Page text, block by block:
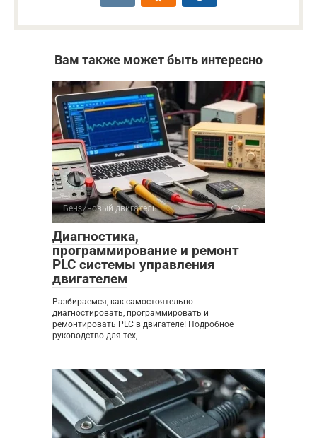
Вам также может быть интересно
Бензиновый двигатель 0
Диагностика,
программирование и ремонт
PLC системы управления
двигателем
Разбираемся, как самостоятельно
диагностировать, программировать и
ремонтировать PLC в двигателе! Подробное
руководство для тех,